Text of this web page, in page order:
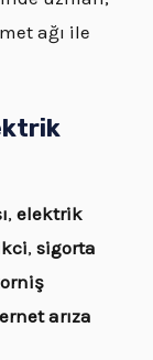
ağı ile
, elektrik
, sigorta
arıza